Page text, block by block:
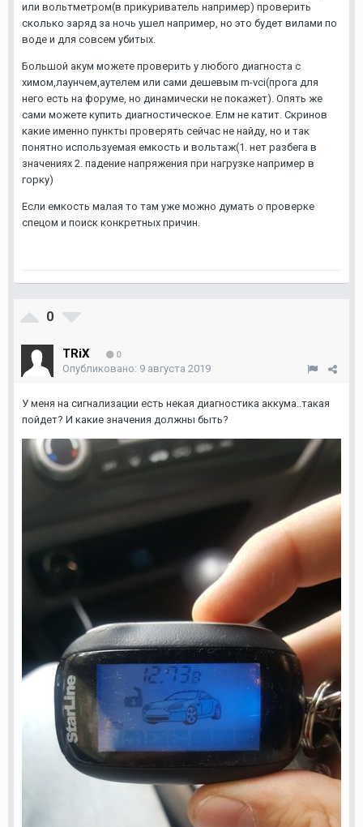
или вольтметром(в прикуриватель например) проверить
сколько заряд за ночь ушел например, но это будет вилами по
воде и для совсем убитых.
Большой акум можете проверить у любого диагноста с
химом,лаунчем,аутелем или сами дешевым m-vci(прога для
него есть на форуме, но динамически не покажет). Опять же
сами можете купить диагностическое. Елм не катит. Скринов
какие именно пункты проверять сейчас не найду, но и так
понятно используемая емкость и вольтаж(1. нет разбега в
значениях 2. падение напряжения при нагрузке например в
горку)
Если емкость малая то там уже можно думать о проверке
спецом и поиск конкретных причин.
0
TRiX 0
Опубликовано: 9 августа 2019
У меня на сигнализации есть некая диагностика аккума..такая
пойдет? И какие значения должны быть?